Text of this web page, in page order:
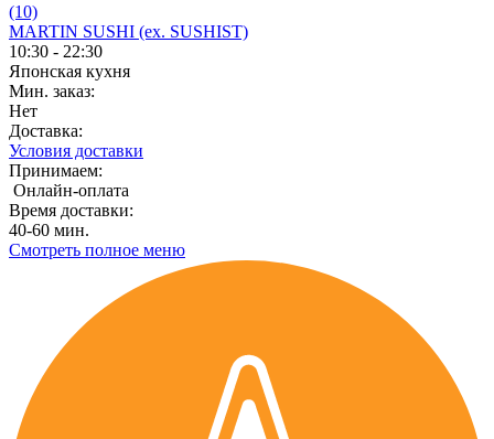
(10)
MARTIN SUSHI (ex. SUSHIST)
10:30 - 22:30
Японская кухня
Мин. заказ:
Нет
Доставка:
Условия доставки
Принимаем:
Онлайн-оплата
Время доставки:
40-60 мин.
Смотреть полное меню